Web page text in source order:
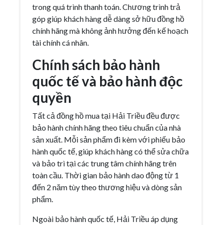
trong quá trình thanh toán. Chương trình trả
góp giúp khách hàng dễ dàng sở hữu đồng hồ
chính hãng mà không ảnh hưởng đến kế hoạch
tài chính cá nhân.
Chính sách bảo hành
quốc tế và bảo hành độc
quyền
Tất cả đồng hồ mua tại Hải Triều đều được
bảo hành chính hãng theo tiêu chuẩn của nhà
sản xuất. Mỗi sản phẩm đi kèm với phiếu bảo
hành quốc tế, giúp khách hàng có thể sửa chữa
và bảo trì tại các trung tâm chính hãng trên
toàn cầu. Thời gian bảo hành dao động từ 1
đến 2 năm tùy theo thương hiệu và dòng sản
phẩm.
Ngoài bảo hành quốc tế, Hải Triều áp dụng